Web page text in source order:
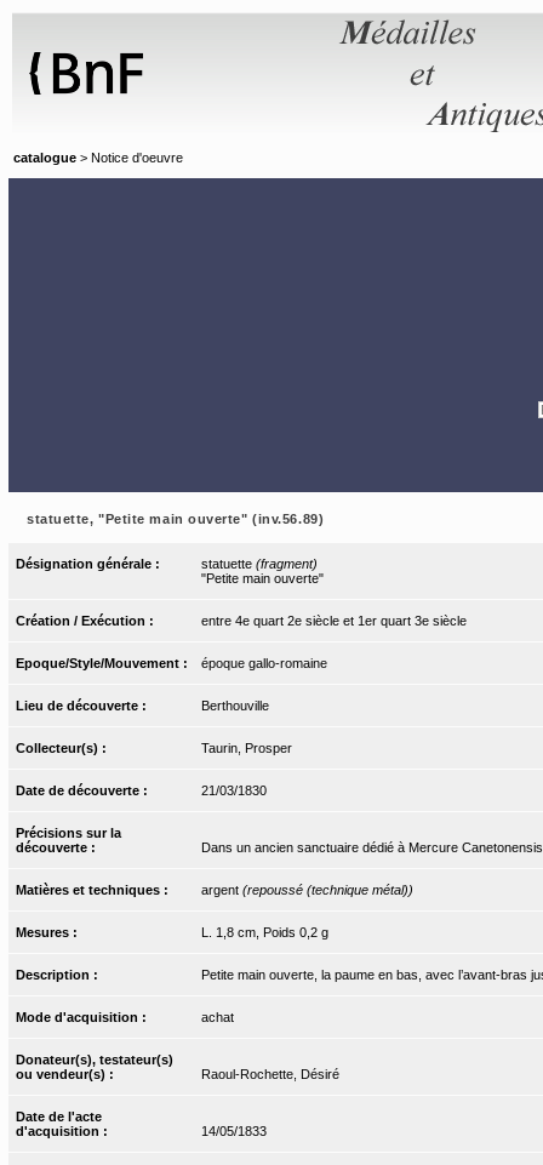
catalogue > Notice d'oeuvre
statuette, "Petite main ouverte" (inv.56.89)
Désignation générale : statuette (fragment)
"Petite main ouverte"
Création / Exécution : entre 4e quart 2e siècle et 1er quart 3e siècle
Epoque/Style/Mouvement : époque gallo-romaine
Lieu de découverte : Berthouville
Collecteur(s) : Taurin, Prosper
Date de découverte : 21/03/1830
Précisions sur la
découverte :
Dans un ancien sanctuaire dédié à Mercure
Matières et techniques : argent (repoussé (technique métal))
Mesures : L. 1,8 cm, Poids 0,2 g
Description : Petite main ouverte, la paume en bas, avec l’avant-bras
Mode d'acquisition : achat
Donateur(s), testateur(s)
ou vendeur(s) :
Raoul-Rochette, Désiré
Date de l'acte
d'acquisition :
14/05/1833